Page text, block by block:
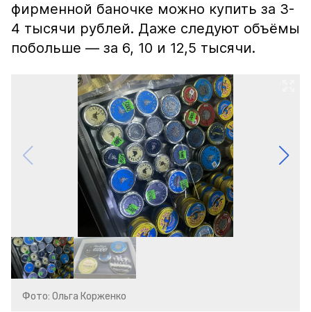
фирменной баночке можно купить за 3-
4 тысячи рублей. Даже следуют объёмы
побольше — за 6, 10 и 12,5 тысячи.
Фото: Ольга Корженко